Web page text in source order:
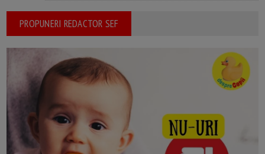
PROPUNERI REDACTOR SEF